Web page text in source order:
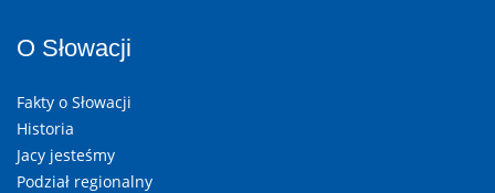
O Słowacji
Fakty o Słowacji
Historia
Jacy jesteśmy
Podział regionalny